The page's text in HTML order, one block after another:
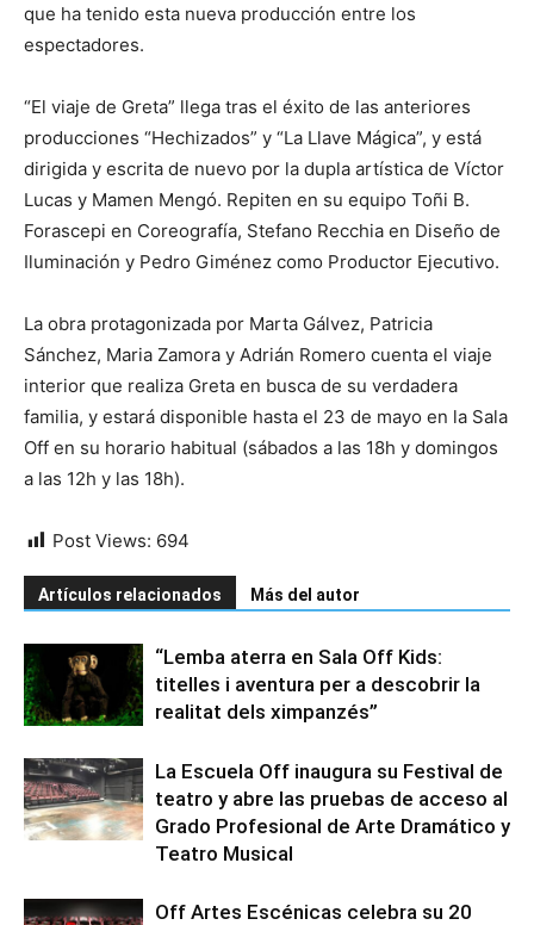
que ha tenido esta nueva producción entre los
espectadores.
“El viaje de Greta” llega tras el éxito de las anteriores
producciones “Hechizados” y “La Llave Mágica”, y está
dirigida y escrita de nuevo por la dupla artística de Víctor
Lucas y Mamen Mengó. Repiten en su equipo Toñi B.
Forascepi en Coreografía, Stefano Recchia en Diseño de
Iluminación y Pedro Giménez como Productor Ejecutivo.
La obra protagonizada por Marta Gálvez, Patricia
Sánchez, Maria Zamora y Adrián Romero cuenta el viaje
interior que realiza Greta en busca de su verdadera
familia, y estará disponible hasta el 23 de mayo en la Sala
Off en su horario habitual (sábados a las 18h y domingos
a las 12h y las 18h).
Post Views: 694
Artículos relacionados Más del autor
“Lemba aterra en Sala Off Kids:
titelles i aventura per a descobrir la
realitat dels ximpanzés”
La Escuela Off inaugura su Festival de
teatro y abre las pruebas de acceso al
Grado Profesional de Arte Dramático y
Teatro Musical
Off Artes Escénicas celebra su 20